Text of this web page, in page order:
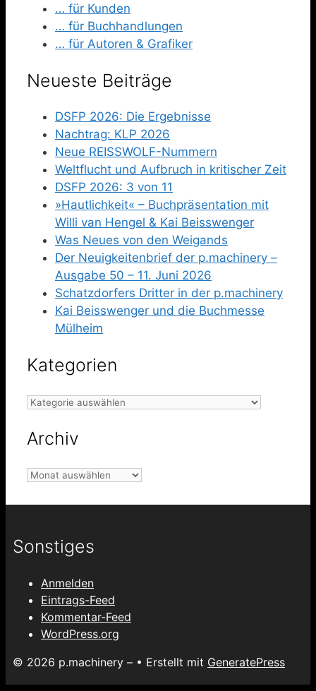
… für Kunden
… für Buchhandlungen
… für Autoren & Grafiker
Neueste Beiträge
DSFP 2026: Die Ergebnisse
Nachtrag: KLP 2026
Neue REISSWOLF-Nummern
Weltflucht und Aufbruch in kritischer Zeit
DSFP 2026: 3 von 11
»Hautlichkeit« – Buchpräsentation mit
Willi van Hengel & Kai Beisswenger
Was Neues von den Weigands
Der Neuigkeitenbrief der p.machinery –
Ausgabe 50 – 11. Juni 2026
Schatzdorfers Dritter in der p.machinery
Kai Beisswenger und die Buchmesse
Mülheim
Kategorien
Kategorien
Archiv
Archiv
Sonstiges
Anmelden
Eintrags-Feed
Kommentar-Feed
WordPress.org
© 2026 p.machinery – • Erstellt mit GeneratePress